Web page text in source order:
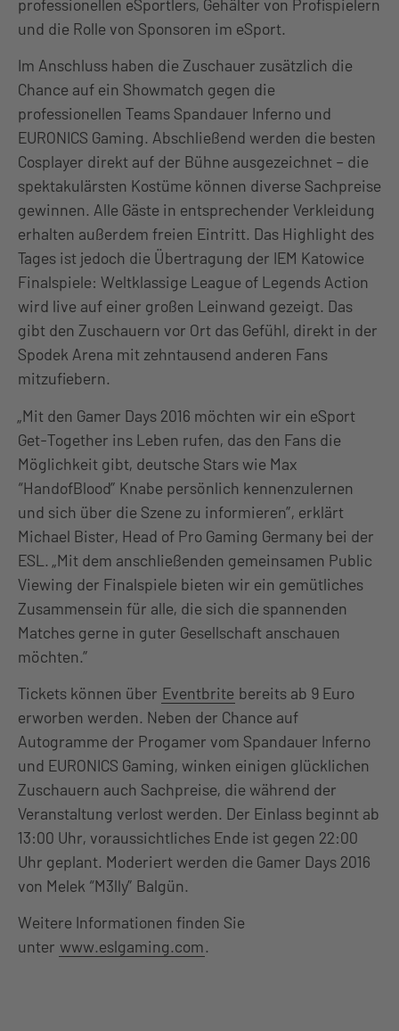
professionellen eSportlers, Gehälter von Profispielern
und die Rolle von Sponsoren im eSport.
Im Anschluss haben die Zuschauer zusätzlich die
Chance auf ein Showmatch gegen die
professionellen Teams Spandauer Inferno und
EURONICS Gaming. Abschließend werden die besten
Cosplayer direkt auf der Bühne ausgezeichnet – die
spektakulärsten Kostüme können diverse Sachpreise
gewinnen. Alle Gäste in entsprechender Verkleidung
erhalten außerdem freien Eintritt. Das Highlight des
Tages ist jedoch die Übertragung der IEM Katowice
Finalspiele: Weltklassige League of Legends Action
wird live auf einer großen Leinwand gezeigt. Das
gibt den Zuschauern vor Ort das Gefühl, direkt in der
Spodek Arena mit zehntausend anderen Fans
mitzufiebern.
„Mit den Gamer Days 2016 möchten wir ein eSport
Get-Together ins Leben rufen, das den Fans die
Möglichkeit gibt, deutsche Stars wie Max
“HandofBlood” Knabe persönlich kennenzulernen
und sich über die Szene zu informieren”, erklärt
Michael Bister, Head of Pro Gaming Germany bei der
ESL. „Mit dem anschließenden gemeinsamen Public
Viewing der Finalspiele bieten wir ein gemütliches
Zusammensein für alle, die sich die spannenden
Matches gerne in guter Gesellschaft anschauen
möchten.”
Tickets können über Eventbrite bereits ab 9 Euro
erworben werden. Neben der Chance auf
Autogramme der Progamer vom Spandauer Inferno
und EURONICS Gaming, winken einigen glücklichen
Zuschauern auch Sachpreise, die während der
Veranstaltung verlost werden. Der Einlass beginnt ab
13:00 Uhr, voraussichtliches Ende ist gegen 22:00
Uhr geplant. Moderiert werden die Gamer Days 2016
von Melek “M3lly” Balgün.
Weitere Informationen finden Sie
unter www.eslgaming.com.